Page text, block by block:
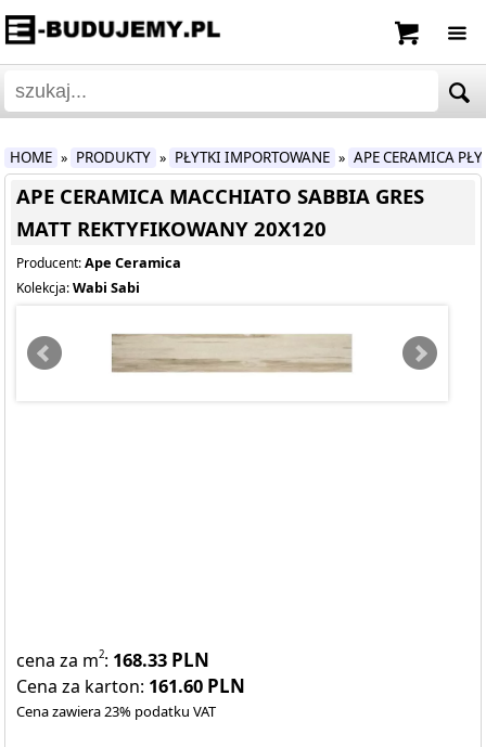
HOME » PRODUKTY » PŁYTKI IMPORTOWANE » APE CERAMICA
APE CERAMICA MACCHIATO SABBIA GRES
MATT REKTYFIKOWANY 20X120
Producent:Ape Ceramica
Kolekcja:Wabi Sabi
cena za m2: 168.33 PLN
Cena za karton: 161.60 PLN
Cena zawiera 23% podatku VAT